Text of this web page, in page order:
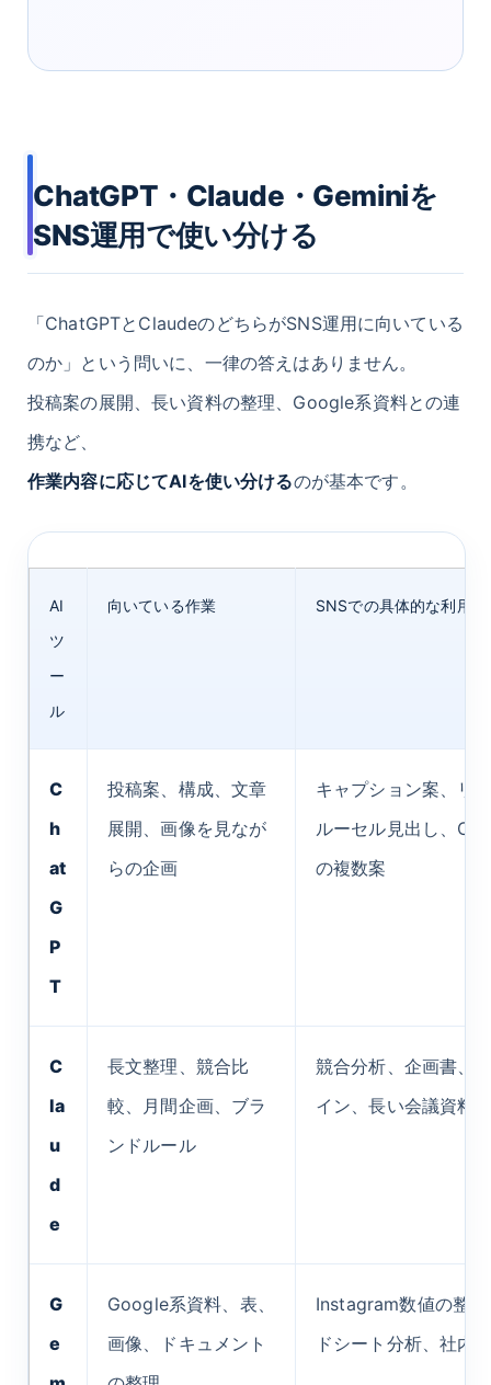
ChatGPT・Claude・Geminiを
SNS運用で使い分ける
「ChatGPTとClaudeのどちらがSNS運用に向いている
のか」という問いに、一律の答えはありません。
投稿案の展開、長い資料の整理、Google系資料との連
携など、
作業内容に応じてAIを使い分けるのが基本です。
AI
ツ
ー
ル
向いている作業 SNSでの具体的な利用例
C
h
at
G
P
T
投稿案、構成、文章
展開、画像を見なが
らの企画
キャプション案、リ
ルーセル見出し、
の複数案
C
la
u
d
e
長文整理、競合比
較、月間企画、ブラ
ンドルール
競合分析、企画書、
イン、長い会議資料
G
e
Google系資料、表、
画像、ドキュメント
Instagram数値の整
ドシート分析、社内